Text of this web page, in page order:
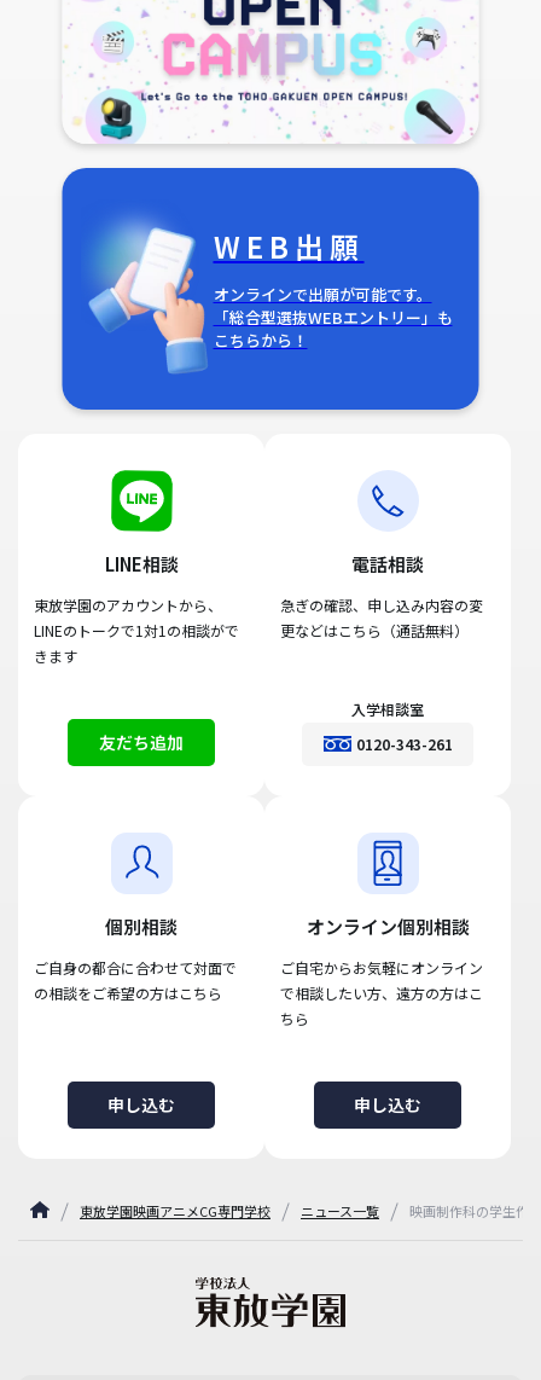
WEB出願
オンラインで出願が可能です。
「総合型選抜WEBエントリー」も
こちらから！
LINE相談
東放学園のアカウントから、
LINEのトークで1対1の相談がで
きます
友だち追加
電話相談
急ぎの確認、申し込み内容の変
更などはこちら（通話無料）
入学相談室
0120-343-261
個別相談
ご自身の都合に合わせて対面で
の相談をご希望の方はこちら
申し込む
オンライン個別相談
ご自宅からお気軽にオンライン
で相談したい方、遠方の方はこ
ちら
申し込む
東放学園映画アニメCG専門学校 ニュース一覧 映画制作科の学生作